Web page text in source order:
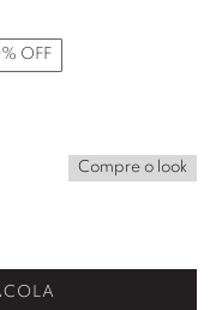
OFF
Compre o look